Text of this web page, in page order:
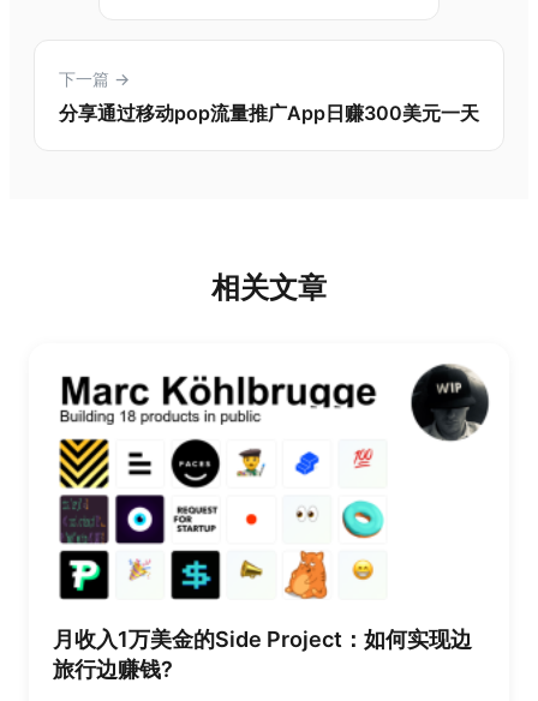
下一篇 →
分享通过移动pop流量推广App日赚300美元一天
相关文章
月收入1万美金的Side Project：如何实现边
旅行边赚钱?